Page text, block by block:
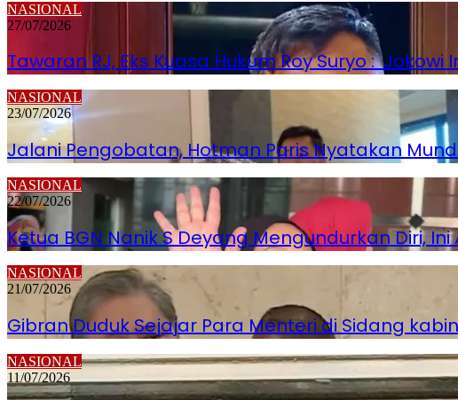
NASIONAL
27/07/2026
Tawaran RJ, Eks Kuasa Hukum Roy Suryo :
NASIONAL
23/07/2026
Jalani Pengobatan, Hotman Paris Nyatakan
NASIONAL
22/07/2026
Ketua BGN Nanik S Deyang Mengundurkan Diri,
NASIONAL
21/07/2026
Gibran Duduk Sejajar Para Menteri di Sidang
NASIONAL
11/07/2026